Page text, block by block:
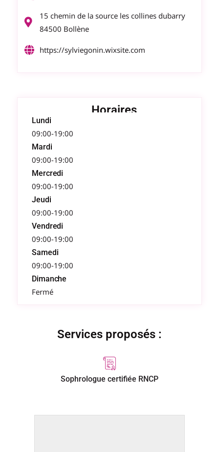
15 chemin de la source les collines dubarry
84500 Bollène
https://sylviegonin.wixsite.com
Horaires
Lundi
09:00-19:00
Mardi
09:00-19:00
Mercredi
09:00-19:00
Jeudi
09:00-19:00
Vendredi
09:00-19:00
Samedi
09:00-19:00
Dimanche
Fermé
Services proposés :
Sophrologue certifiée RNCP